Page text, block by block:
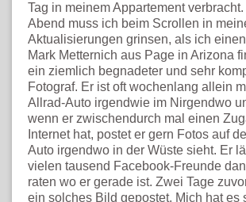
Tag in meinem Appartement
Abend muss ich beim Scrollen in
Aktualisierungen grinsen, als ich
Mark Metternich aus Page in Arizona
ein ziemlich begnadeter und sehr
Fotograf. Er ist oft wochenlang allein
Allrad-Auto irgendwie im Nirgendwo
wenn er zwischendurch mal einen
Internet hat, postet er gern Fotos auf
Auto irgendwo in der Wüste sieht. Er
vielen tausend Facebook-Freunde
raten wo er gerade ist. Zwei Tage
ein solches Bild gepostet. Mich hat es